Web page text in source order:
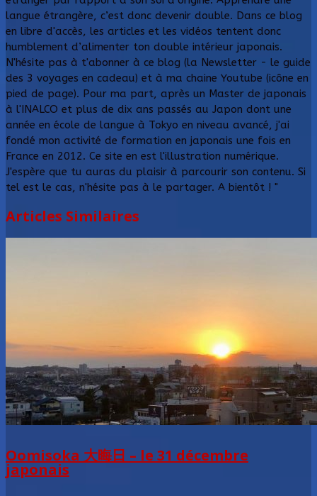
langue étrangère, c’est donc devenir double. Dans ce blog
en libre d'accès, les articles et les vidéos tentent donc
humblement d’alimenter ton double intérieur japonais.
N'hésite pas à t'abonner à ce blog (la Newsletter - le guide
des 3 voyages en cadeau) et à ma chaine Youtube (icône en
pied de page). Pour ma part, après un Master de japonais
à l'INALCO et plus de dix ans passés au Japon dont une
année en école de langue à Tokyo en niveau avancé, j'ai
fondé mon activité de formation en japonais une fois en
France en 2012. Ce site en est l'illustration numérique.
J'espère que tu auras du plaisir à parcourir son contenu. Si
tel est le cas, n'hésite pas à le partager. A bientôt ! "
Articles Similaires
Oomisoka 大晦日 – le 31 décembre
japonais